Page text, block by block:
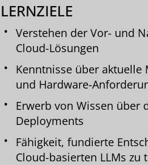
LERNZIELE
Verstehen der Vor- und
Cloud-Lösungen
Kenntnisse über
und Hardware-
Erwerb von Wissen über
Deployments
Fähigkeit, fundierte
Cloud-basierten LLMs zu